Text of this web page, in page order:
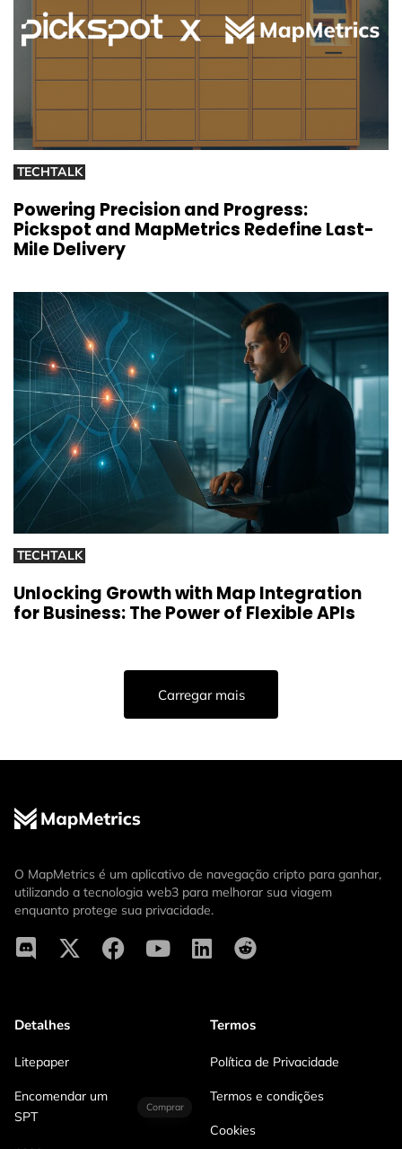
TECHTALK
Powering Precision and Progress:
Pickspot and MapMetrics Redefine Last-
Mile Delivery
TECHTALK
Unlocking Growth with Map Integration
for Business: The Power of Flexible APIs
Carregar mais
O MapMetrics é um aplicativo de navegação cripto para ganhar,
utilizando a tecnologia web3 para melhorar sua viagem
enquanto protege sua privacidade.
Detalhes
Litepaper
Encomendar um
SPT
Comprar
Termos
Política de Privacidade
Termos e condições
Cookies